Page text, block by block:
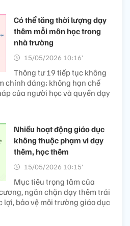
Có thể tăng thời lượng dạy
thêm mỗi môn học trong
nhà trường
15/05/2026 10:16’
Thông tư 19 tiếp tục không
chính đáng; không hạn chế
của người học và quyền dạy
Nhiều hoạt động giáo dục
không thuộc phạm vi dạy
thêm, học thêm
15/05/2026 10:15’
Mục tiêu trọng tâm của
ngăn chặn dạy thêm trái
lợi, bảo vệ môi trường giáo dục